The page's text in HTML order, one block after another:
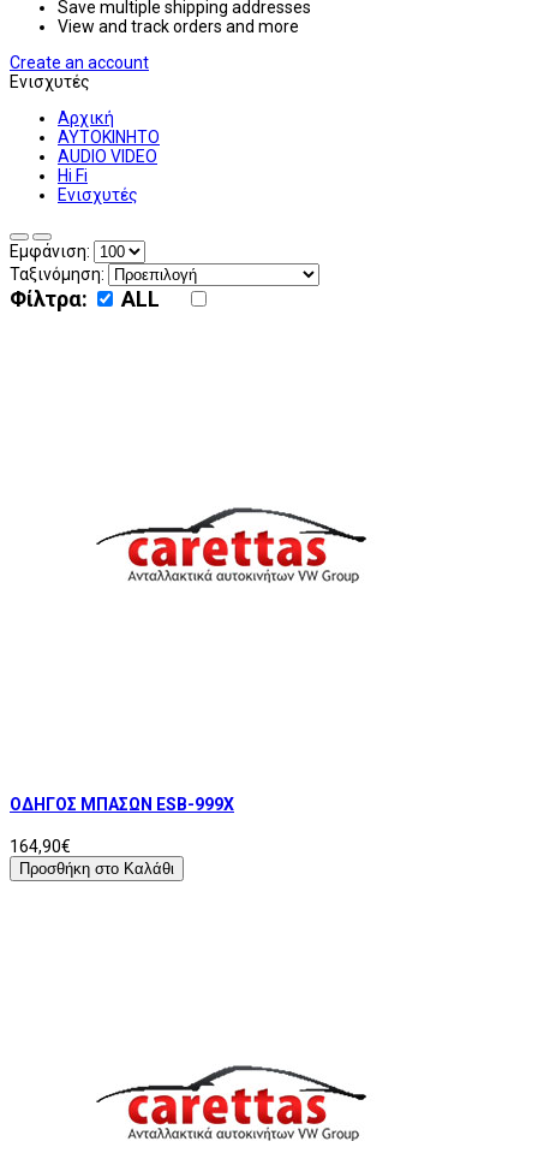
Save multiple shipping addresses
View and track orders and more
Create an account
Ενισχυτές
Αρχική
ΑΥΤΟΚΙΝΗΤΟ
AUDIO VIDEO
Hi Fi
Ενισχυτές
Εμφάνιση:
Ταξινόμηση:
Φίλτρα: ALL
ΟΔΗΓΟΣ ΜΠΑΣΩΝ ESB-999X
164,90€
Προσθήκη στο Καλάθι